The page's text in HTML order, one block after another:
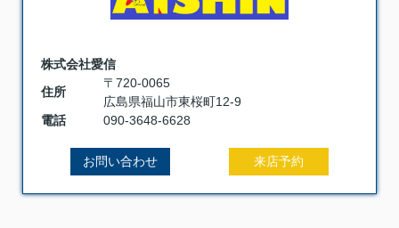
株式会社愛信
住所
〒720-0065
広島県福山市東桜町12-9
電話
090-3648-6628
お問い合わせ 来店予約